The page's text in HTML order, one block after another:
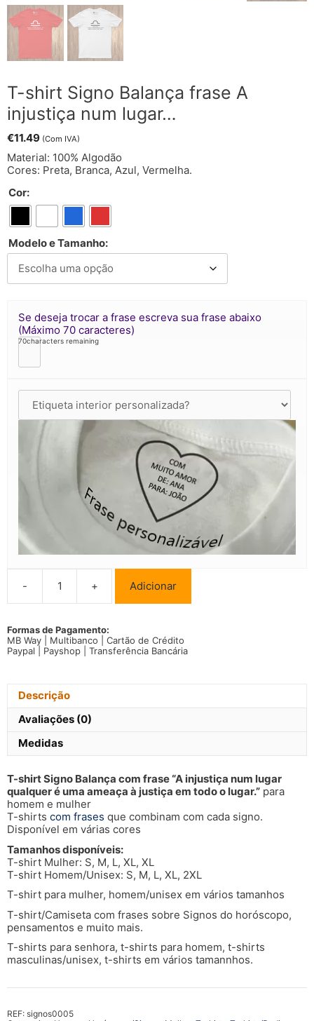
T-shirt Signo Balança frase A
injustiça num lugar…
€11.49 (Com IVA)
Material: 100% Algodão
Cores: Preta, Branca, Azul, Vermelha.
Cor:
Modelo e Tamanho:
Se deseja trocar a frase escreva sua frase abaixo
(Máximo 70 caracteres)
70characters remaining
-
Quantidade
de
Signo
Balança
num
+ Adicionar
Formas de Pagamento:
MB Way | Multibanco | Cartão de Crédito
Paypal | Payshop | Transferência Bancária
Descrição
Avaliações (0)
Medidas
T-shirt Signo Balança com frase “A injustiça num lugar
qualquer é uma ameaça à justiça em todo o lugar.” para
homem e mulher
T-shirts com frases que combinam com cada signo.
Disponível em várias cores
Tamanhos disponíveis:
T-shirt Mulher: S, M, L, XL, XL
T-shirt Homem/Unisex: S, M, L, XL, 2XL
T-shirt para mulher, homem/unisex em vários tamanhos
T-shirt/Camiseta com frases sobre Signos do horóscopo,
pensamentos e muito mais.
T-shirts para senhora, t-shirts para homem, t-shirts
masculinas/unisex, t-shirts em vários tamannhos.
REF: signos0005